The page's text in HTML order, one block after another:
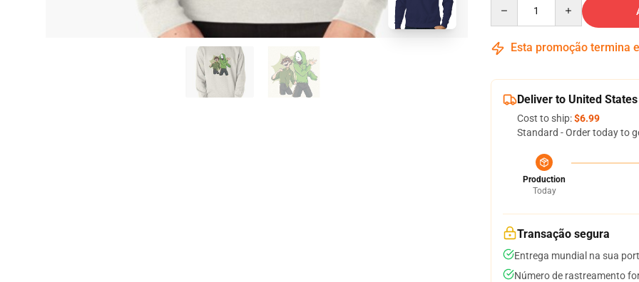
Esta promoção termina
Deliver to United States
Cost to ship:$6.99
Standard - Order today to
Production
Today
Transação segura
Entrega mundial na sua
Número de rastreamento